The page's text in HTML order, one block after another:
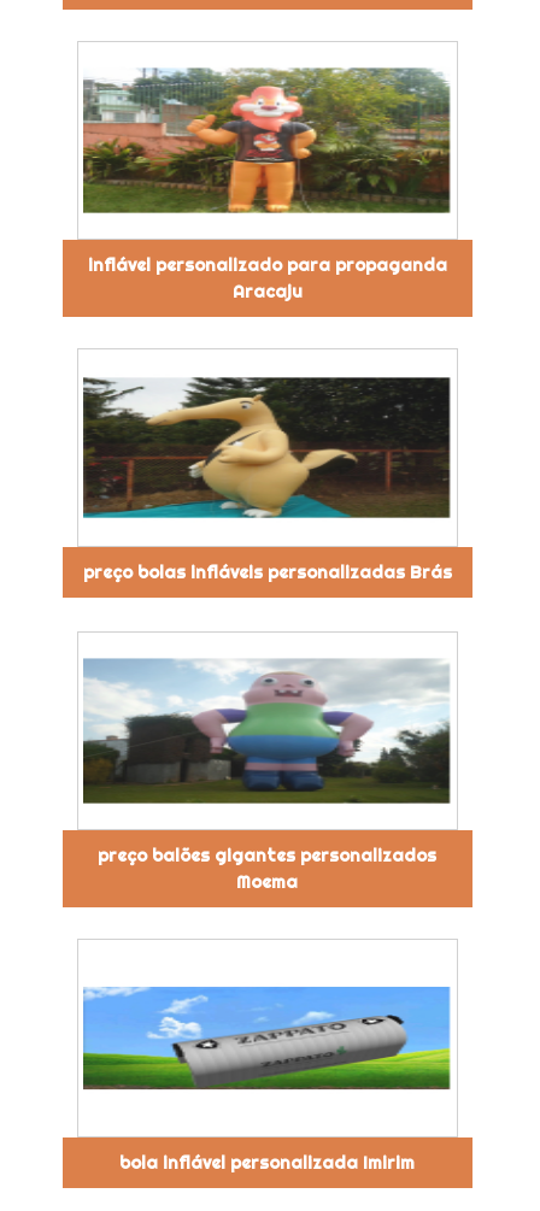
inflável personalizado para propaganda
Aracaju
preço bolas infláveis personalizadas Brás
preço balões gigantes personalizados
Moema
bola inflável personalizada Imirim